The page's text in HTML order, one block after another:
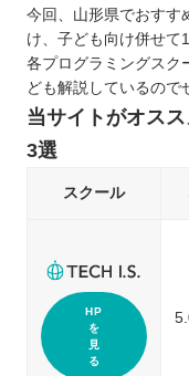
今回、山形県でおすす
け、子ども向け併せて
各プログラミングスク
ども解説しているので
当サイトがオス
3選
スクール
HP
を
見
る